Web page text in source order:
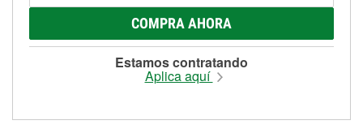
COMPRA AHORA
Estamos contratando
Aplica aquí